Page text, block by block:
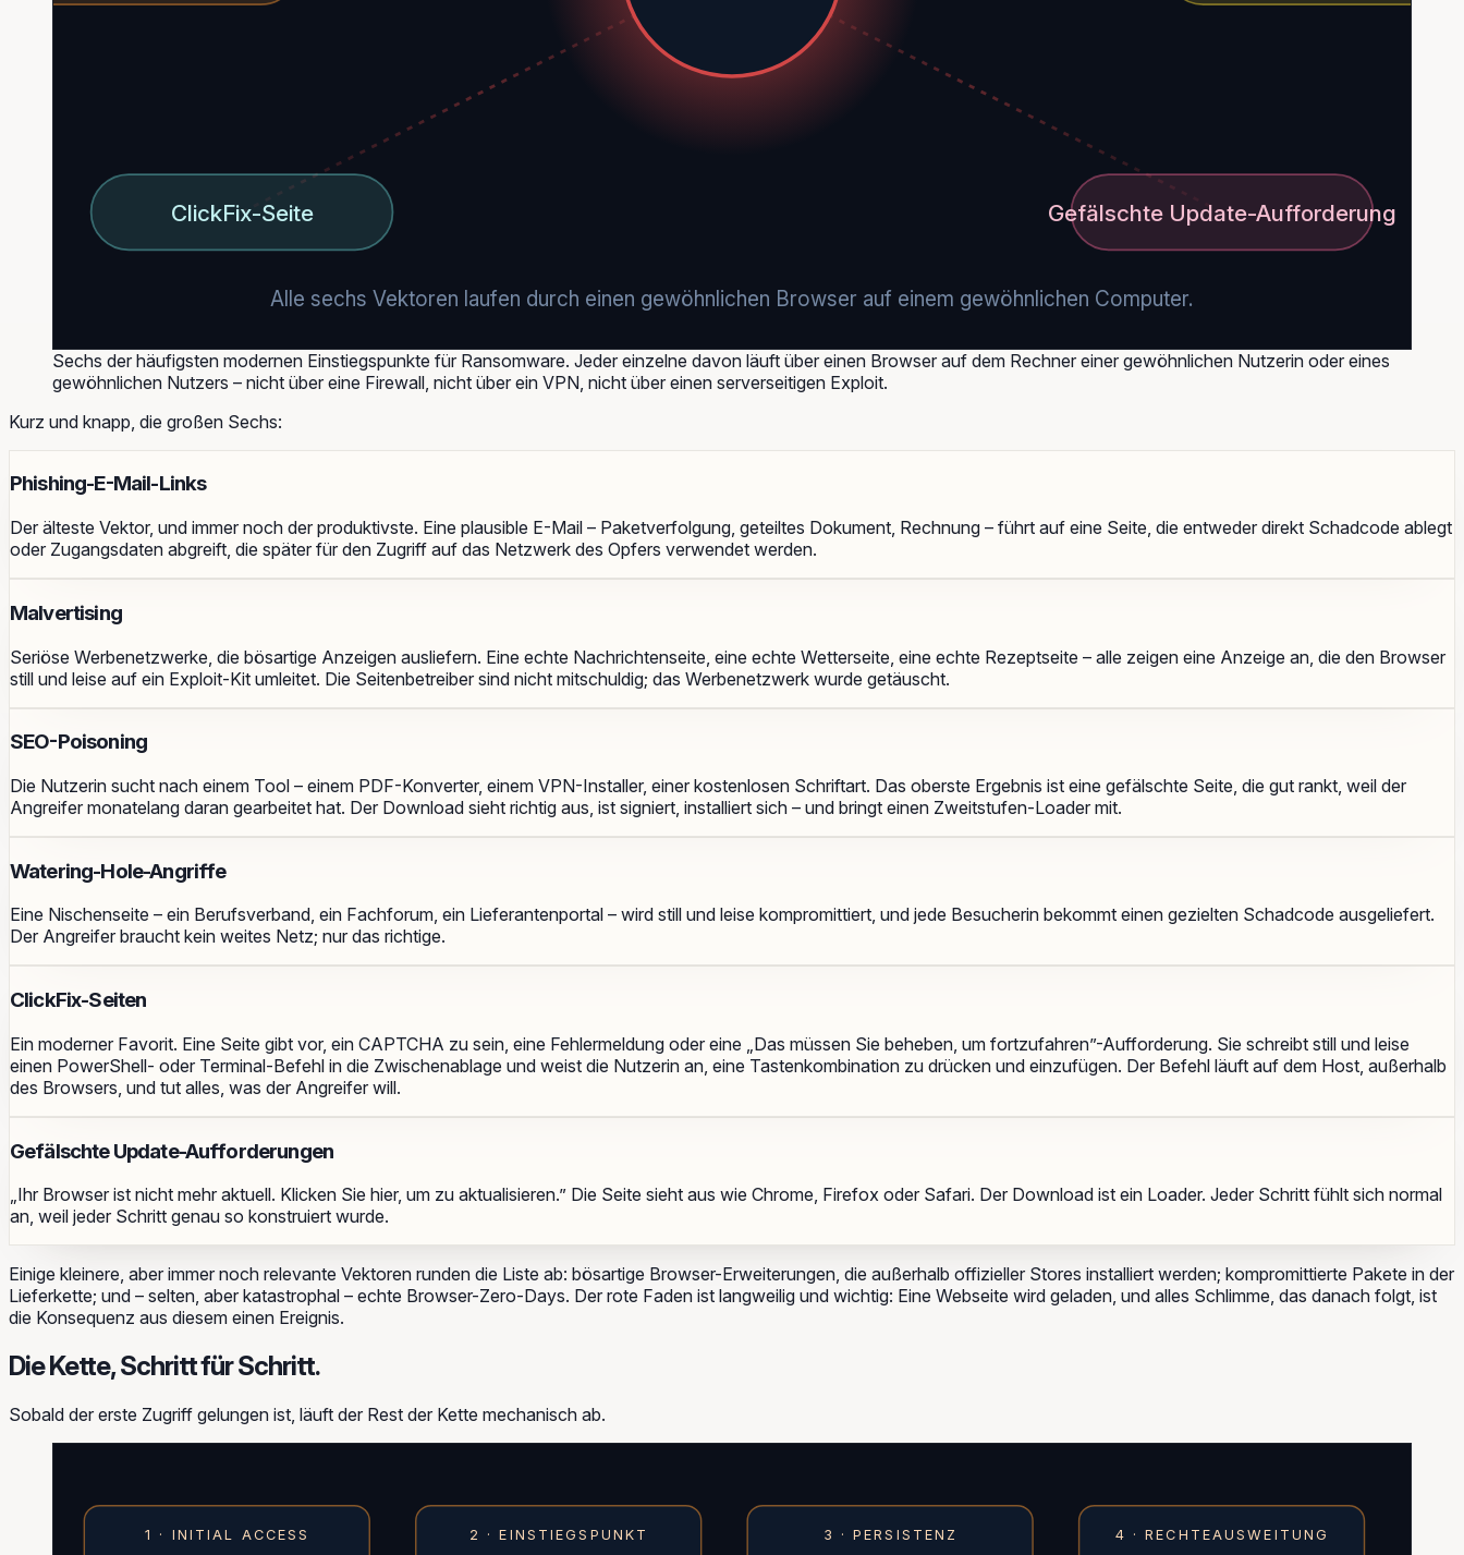
ClickFix-Seite Gefälschte Update-Aufforderung
Alle sechs Vektoren laufen durch einen gewöhnlichen Browser auf einem gewöhnlichen Computer.
Sechs der häufigsten modernen Einstiegspunkte für Ransomware. Jeder einzelne davon läuft über einen Browser auf dem Rechner einer gewöhnlichen Nutzerin oder eines
gewöhnlichen Nutzers – nicht über eine Firewall, nicht über ein VPN, nicht über einen serverseitigen Exploit.
Kurz und knapp, die großen Sechs:
Phishing-E-Mail-Links
Der älteste Vektor, und immer noch der produktivste. Eine plausible E-Mail – Paketverfolgung, geteiltes Dokument, Rechnung – führt auf eine Seite, die entweder direkt Schadcode ablegt
oder Zugangsdaten abgreift, die später für den Zugriff auf das Netzwerk des Opfers verwendet werden.
Malvertising
Seriöse Werbenetzwerke, die bösartige Anzeigen ausliefern. Eine echte Nachrichtenseite, eine echte Wetterseite, eine echte Rezeptseite – alle zeigen eine Anzeige an, die den Browser
still und leise auf ein Exploit-Kit umleitet. Die Seitenbetreiber sind nicht mitschuldig; das Werbenetzwerk wurde getäuscht.
SEO-Poisoning
Die Nutzerin sucht nach einem Tool – einem PDF-Konverter, einem VPN-Installer, einer kostenlosen Schriftart. Das oberste Ergebnis ist eine gefälschte Seite, die gut rankt, weil der
Angreifer monatelang daran gearbeitet hat. Der Download sieht richtig aus, ist signiert, installiert sich – und bringt einen Zweitstufen-Loader mit.
Watering-Hole-Angriffe
Eine Nischenseite – ein Berufsverband, ein Fachforum, ein Lieferantenportal – wird still und leise kompromittiert, und jede Besucherin bekommt einen gezielten Schadcode ausgeliefert.
Der Angreifer braucht kein weites Netz; nur das richtige.
ClickFix-Seiten
Ein moderner Favorit. Eine Seite gibt vor, ein CAPTCHA zu sein, eine Fehlermeldung oder eine „Das müssen Sie beheben, um fortzufahren”-Aufforderung. Sie schreibt still und leise
einen PowerShell- oder Terminal-Befehl in die Zwischenablage und weist die Nutzerin an, eine Tastenkombination zu drücken und einzufügen. Der Befehl läuft auf dem Host, außerhalb
des Browsers, und tut alles, was der Angreifer will.
Gefälschte Update-Aufforderungen
„Ihr Browser ist nicht mehr aktuell. Klicken Sie hier, um zu aktualisieren.” Die Seite sieht aus wie Chrome, Firefox oder Safari. Der Download ist ein Loader. Jeder Schritt fühlt sich normal
an, weil jeder Schritt genau so konstruiert wurde.
Einige kleinere, aber immer noch relevante Vektoren runden die Liste ab: bösartige Browser-Erweiterungen, die außerhalb offizieller Stores installiert werden; kompromittierte Pakete in der
Lieferkette; und – selten, aber katastrophal – echte Browser-Zero-Days. Der rote Faden ist langweilig und wichtig: Eine Webseite wird geladen, und alles Schlimme, das danach folgt, ist
die Konsequenz aus diesem einen Ereignis.
Die Kette, Schritt für Schritt.
Sobald der erste Zugriff gelungen ist, läuft der Rest der Kette mechanisch ab.
1 · INITIAL ACCESS 2 · EINSTIEGSPUNKT 3 · PERSISTENZ 4 · RECHTEAUSWEITUNG